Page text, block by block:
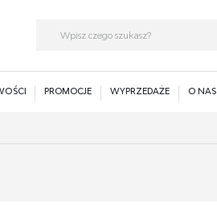
PROMOCJE WYPRZEDAŻE O NAS